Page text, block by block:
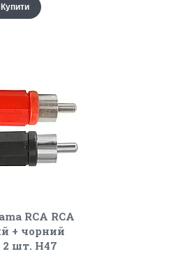
Купити
RCA RCA
+ чорний
2 шт. H47